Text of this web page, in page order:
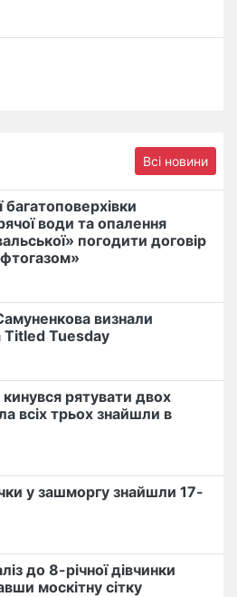
Всі новини
багатоповерхівки
води та опалення
погодити договір
визнали
Titled Tuesday
рятувати двох
всіх трьох знайшли в
у зашморгу знайшли 17-
до 8-річної дівчинки
москітну сітку